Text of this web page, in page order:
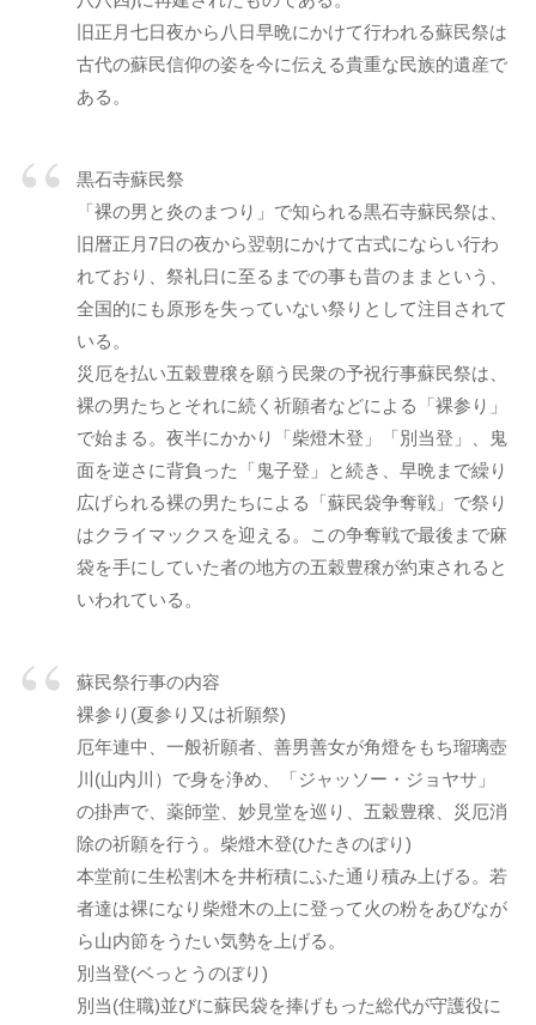
旧正月七日夜から八日早晩にかけて行われる蘇民祭は
古代の蘇民信仰の姿を今に伝える貴重な民族的遺産で
ある。
黒石寺蘇民祭
「裸の男と炎のまつり」で知られる黒石寺蘇民祭は、
旧暦正月7日の夜から翌朝にかけて古式にならい行わ
れており、祭礼日に至るまでの事も昔のままという、
全国的にも原形を失っていない祭りとして注目されて
いる。
災厄を払い五穀豊穣を願う民衆の予祝行事蘇民祭は、
裸の男たちとそれに続く祈願者などによる「裸参り」
で始まる。夜半にかかり「柴燈木登」「別当登」、鬼
面を逆さに背負った「鬼子登」と続き、早晩まで繰り
広げられる裸の男たちによる「蘇民袋争奪戦」で祭り
はクライマックスを迎える。この争奪戦で最後まで麻
袋を手にしていた者の地方の五穀豊穣が約束されると
いわれている。
蘇民祭行事の内容
裸参り(夏参り又は祈願祭)
厄年連中、一般祈願者、善男善女が角燈をもち瑠璃壺
川(山内川）で身を浄め、「ジャッソー・ジョヤサ」
の掛声で、薬師堂、妙見堂を巡り、五穀豊穣、災厄消
除の祈願を行う。柴燈木登(ひたきのぼり)
本堂前に生松割木を井桁積にふた通り積み上げる。若
者達は裸になり柴燈木の上に登って火の粉をあびなが
ら山内節をうたい気勢を上げる。
別当登(ベっとうのぼり)
別当(住職)並びに蘇民袋を捧げもった総代が守護役に